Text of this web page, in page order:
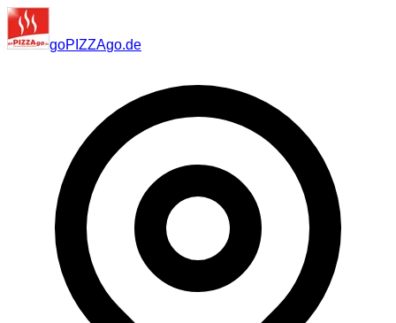
goPIZZAgo.de